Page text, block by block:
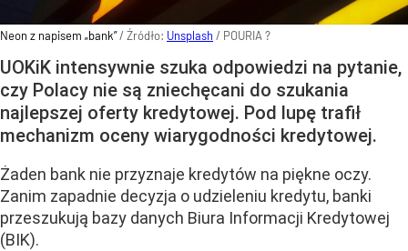
Neon z napisem „bank”/ Źródło: Unsplash / POURIA ?
UOKiK intensywnie szuka odpowiedzi na pytanie,
czy Polacy nie są zniechęcani do szukania
najlepszej oferty kredytowej. Pod lupę trafił
mechanizm oceny wiarygodności kredytowej.
Żaden bank nie przyznaje kredytów na piękne oczy.
Zanim zapadnie decyzja o udzieleniu kredytu, banki
przeszukują bazy danych Biura Informacji Kredytowej
(BIK).